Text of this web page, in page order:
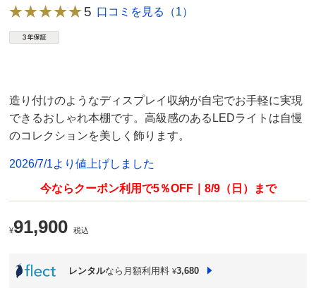
5 口コミを見る（1）
造り付けのようなディスプレイ収納が自宅でお手軽に実現
できるおしゃれ本棚です。高級感のあるLEDライトは自慢
のコレクションを美しく飾ります。
2026/7/1より値上げしました
今ならクーポン利用で5％OFF｜8/9（日）まで
¥91,900 税込
レンタルなら月額利用料 ¥3,680